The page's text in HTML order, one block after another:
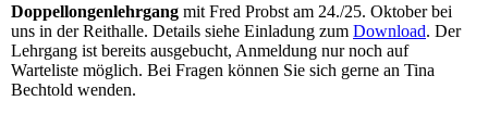
Doppellongenlehrgang mit Fred Probst am 24./25. Oktober bei
uns in der Reithalle. Details siehe Einladung zum Download. Der
Lehrgang ist bereits ausgebucht, Anmeldung nur noch auf
Warteliste möglich. Bei Fragen können Sie sich gerne an Tina
Bechtold wenden.